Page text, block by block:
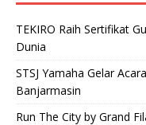
TEKIRO Raih Sertifikat
Dunia
STSJ Yamaha Gelar
Banjarmasin
Run The City by Grand